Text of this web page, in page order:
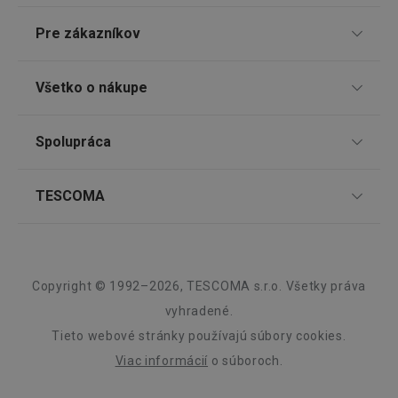
Pre zákazníkov
Zákaznícky servis TESCOMA
Všetko o nákupe
Reklamácie a vrátenie tovaru v eshope
Spolupráca
TESCOMA
Blog
Copyright © 1992–2026, TESCOMA s.r.o. Všetky práva
vyhradené.
Tieto webové stránky používajú súbory cookies.
Viac informácií o súboroch.
__rtbh.lid www.tescoma.sk